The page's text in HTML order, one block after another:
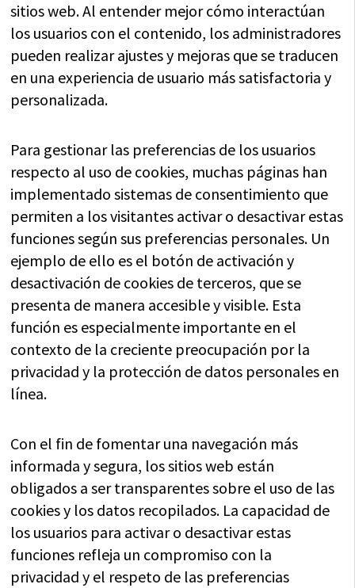
sitios web. Al entender mejor cómo interactúan
los usuarios con el contenido, los administradores
pueden realizar ajustes y mejoras que se traducen
en una experiencia de usuario más satisfactoria y
personalizada.
Para gestionar las preferencias de los usuarios
respecto al uso de cookies, muchas páginas han
implementado sistemas de consentimiento que
permiten a los visitantes activar o desactivar estas
funciones según sus preferencias personales. Un
ejemplo de ello es el botón de activación y
desactivación de cookies de terceros, que se
presenta de manera accesible y visible. Esta
función es especialmente importante en el
contexto de la creciente preocupación por la
privacidad y la protección de datos personales en
línea.
Con el fin de fomentar una navegación más
informada y segura, los sitios web están
obligados a ser transparentes sobre el uso de las
cookies y los datos recopilados. La capacidad de
los usuarios para activar o desactivar estas
funciones refleja un compromiso con la
privacidad y el respeto de las preferencias